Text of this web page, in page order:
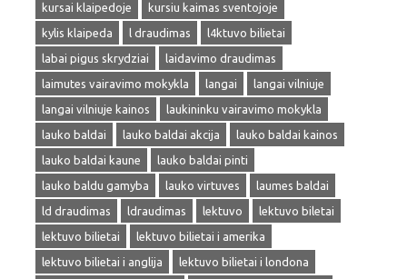
kursai klaipedoje
kursiu kaimas sventojoje
kylis klaipeda
l draudimas
l4ktuvo bilietai
labai pigus skrydziai
laidavimo draudimas
laimutes vairavimo mokykla
langai
langai vilniuje
langai vilniuje kainos
laukininku vairavimo mokykla
lauko baldai
lauko baldai akcija
lauko baldai kainos
lauko baldai kaune
lauko baldai pinti
lauko baldu gamyba
lauko virtuves
laumes baldai
ld draudimas
ldraudimas lektuvo
lektuvo biletai
lektuvo bilietai
lektuvo bilietai i amerika
lektuvo bilietai i anglija
lektuvo bilietai i londona